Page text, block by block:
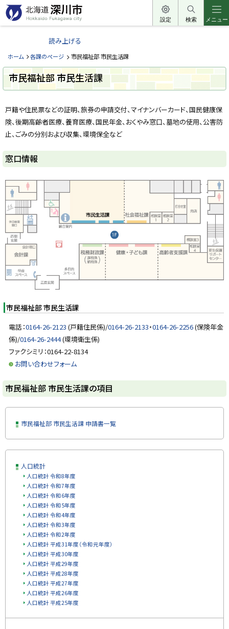
本
文
へ
ュ
へ
北
道
深
川
市
o
k
k
a
i
o
F
u
a
g
w
a
c
y
設定 検索 メニュー
読み上げる
ホーム 各課のページ 市民福祉部 市民生活課
市民福祉部 市民生活課
ジ
内
次
窓
口
情
福
市
民
活
課
の
戸籍や住民票などの証明、旅券の申請交付、マイナンバーカード、国民健康保
険、後期高齢者医療、養育医療、国民年金、おくやみ窓口、墓地の使用、公害防
止、ごみの分別および収集、環境保全など
窓口情報
市民福祉部 市民生活課
電話：0164-26-2123 (戸籍住民係)/0164-26-2133・0164-26-2256(保険年金
係)/0164-26-2444(環境衛生係)
ファクシミリ：0164-22-8134
お問い合わせフォーム
ト
ッ
プ
戻
る
市民福祉部 市民生活課の項目
市民福祉部 市民生活課 申請書一覧
人口統計
人口統計 令和8年度
人口統計 令和7年度
人口統計 令和6年度
人口統計 令和5年度
人口統計 令和4年度
人口統計 令和3年度
人口統計 令和2年度
人口統計 平成31年度（令和元年度）
人口統計 平成30年度
人口統計 平成29年度
人口統計 平成28年度
人口統計 平成27年度
人口統計 平成26年度
人口統計 平成25年度